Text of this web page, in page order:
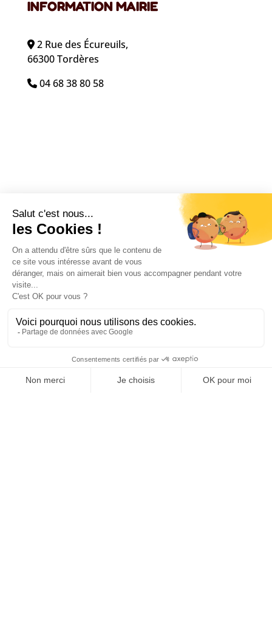
INFORMATION MAIRIE
2 Rue des Écureuils,
66300 Tordères
04 68 38 80 58
←Thuir Tresserre→